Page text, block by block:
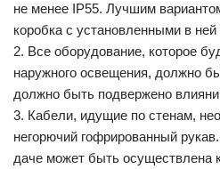
не менее IP55. Лучшим
коробка с установленными в
2. Все оборудование, которое
наружного освещения, должно
должно быть подвержено
3. Кабели, идущие по стенам,
негорючий гофрированный
даче может быть осуществлена